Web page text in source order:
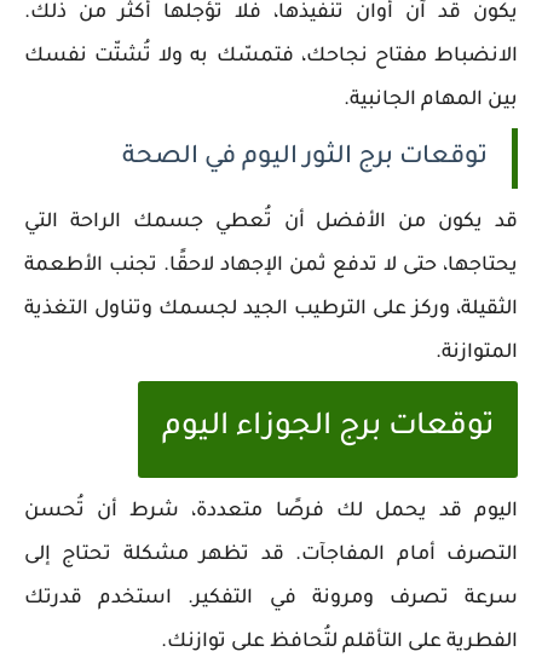
يكون قد آن أوان تنفيذها، فلا تؤجلها أكثر من ذلك.
الانضباط مفتاح نجاحك، فتمسّك به ولا تُشتّت نفسك
بين المهام الجانبية.
توقعات برج الثور اليوم في الصحة
قد يكون من الأفضل أن تُعطي جسمك الراحة التي
يحتاجها، حتى لا تدفع ثمن الإجهاد لاحقًا. تجنب الأطعمة
الثقيلة، وركز على الترطيب الجيد لجسمك وتناول التغذية
المتوازنة.
توقعات برج الجوزاء اليوم
اليوم قد يحمل لك فرصًا متعددة، شرط أن تُحسن
التصرف أمام المفاجآت. قد تظهر مشكلة تحتاج إلى
سرعة تصرف ومرونة في التفكير. استخدم قدرتك
الفطرية على التأقلم لتُحافظ على توازنك.